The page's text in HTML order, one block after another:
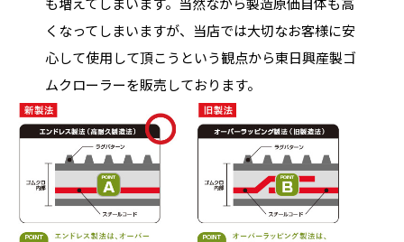
くなってしまいますが、当店では大切なお客様に安
心して使用して頂こうという観点から東日興産製ゴ
ムクローラーを販売しております。